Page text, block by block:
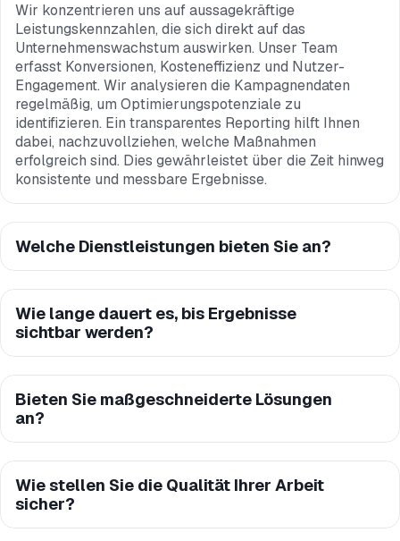
Wir konzentrieren uns auf aussagekräftige
Leistungskennzahlen, die sich direkt auf das
Unternehmenswachstum auswirken. Unser Team
erfasst Konversionen, Kosteneffizienz und Nutzer-
Engagement. Wir analysieren die Kampagnendaten
regelmäßig, um Optimierungspotenziale zu
identifizieren. Ein transparentes Reporting hilft Ihnen
dabei, nachzuvollziehen, welche Maßnahmen
erfolgreich sind. Dies gewährleistet über die Zeit hinweg
konsistente und messbare Ergebnisse.
Welche Dienstleistungen bieten Sie an?
Wie lange dauert es, bis Ergebnisse
sichtbar werden?
Bieten Sie maßgeschneiderte Lösungen
an?
Wie stellen Sie die Qualität Ihrer Arbeit
sicher?